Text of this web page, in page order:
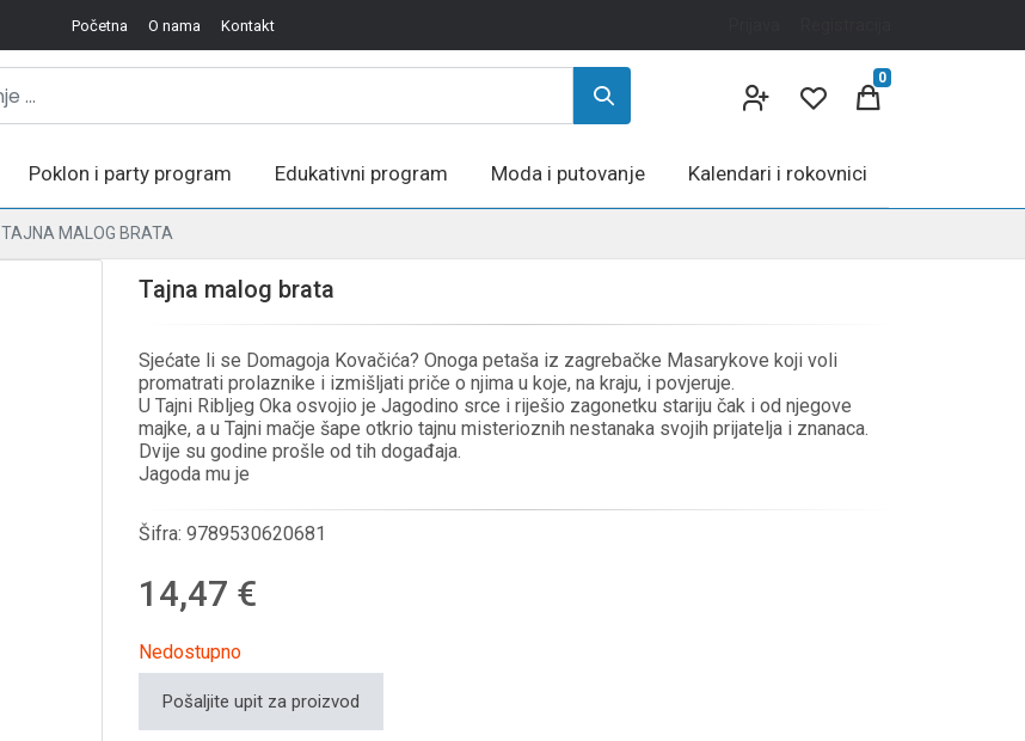
Početna O nama Kontakt
0
Poklon i party program Edukativni program Moda i putovanje Kalendari i rokovnici
TAJNA MALOG BRATA
Tajna malog brata
Sjećate li se Domagoja Kovačića? Onoga petaša iz zagrebačke Masarykove koji voli
promatrati prolaznike i izmišljati priče o njima u koje, na kraju, i povjeruje.
U Tajni Ribljeg Oka osvojio je Jagodino srce i riješio zagonetku stariju čak i od njegove
majke, a u Tajni mačje šape otkrio tajnu misterioznih nestanaka svojih prijatelja i znanaca.
Dvije su godine prošle od tih događaja.
Jagoda mu je
Šifra: 9789530620681
14,47 €
Nedostupno
Pošaljite upit za proizvod